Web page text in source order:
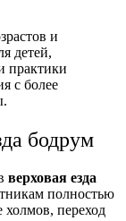
и
детей,
практики
с более
бодрум
верховая езда
полностью
холмов, переход